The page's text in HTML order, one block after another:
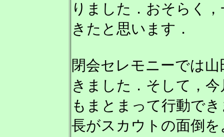
りました．おそらく
きたと思います．
閉会セレモニーでは
きました．そして，
もまとまって行動で
長がスカウトの面倒